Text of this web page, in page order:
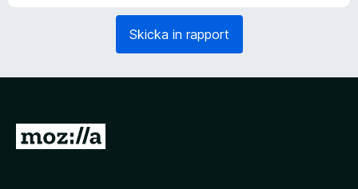
Skicka in rapport
G